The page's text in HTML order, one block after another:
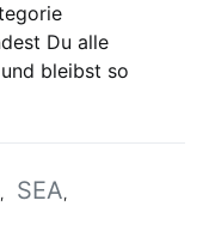
Du alle
bleibst so
SEA